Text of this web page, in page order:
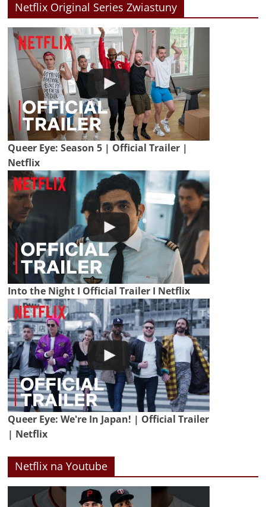
Netflix Original Series Zwiastuny
Queer Eye: Season 5 | Official Trailer |
Netflix
Into the Night I Official Trailer I Netflix
Queer Eye: We're In Japan! | Official Trailer
| Netflix
Netflix na Youtube